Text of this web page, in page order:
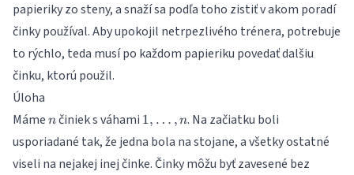
papieriky zo steny, a snaží sa podľa toho zistiť v akom poradí
činky používal. Aby upokojil netrpezlivého trénera, potrebuje
to rýchlo, teda musí po každom papieriku povedať dalšiu
činku, ktorú použil.
Úloha
Máme n
nčiniek s váhami 1,\dots,n
1, … , n. Na začiatku boli
usporiadané tak, že jedna bola na stojane, a všetky ostatné
viseli na nejakej inej činke. Činky môžu byť zavesené bez